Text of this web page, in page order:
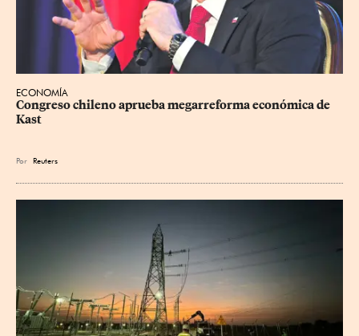
ECONOMÍA
Congreso chileno aprueba megarreforma económica de
Kast
Por Reuters